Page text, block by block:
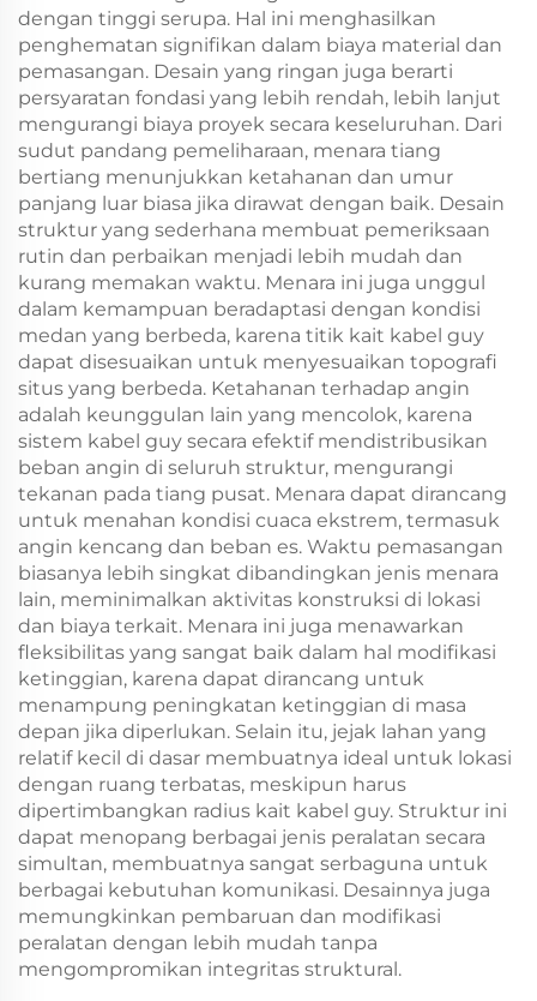
dengan tinggi serupa. Hal ini menghasilkan
penghematan signifikan dalam biaya material dan
pemasangan. Desain yang ringan juga berarti
persyaratan fondasi yang lebih rendah, lebih lanjut
mengurangi biaya proyek secara keseluruhan. Dari
sudut pandang pemeliharaan, menara tiang
bertiang menunjukkan ketahanan dan umur
panjang luar biasa jika dirawat dengan baik. Desain
struktur yang sederhana membuat pemeriksaan
rutin dan perbaikan menjadi lebih mudah dan
kurang memakan waktu. Menara ini juga unggul
dalam kemampuan beradaptasi dengan kondisi
medan yang berbeda, karena titik kait kabel guy
dapat disesuaikan untuk menyesuaikan topografi
situs yang berbeda. Ketahanan terhadap angin
adalah keunggulan lain yang mencolok, karena
sistem kabel guy secara efektif mendistribusikan
beban angin di seluruh struktur, mengurangi
tekanan pada tiang pusat. Menara dapat dirancang
untuk menahan kondisi cuaca ekstrem, termasuk
angin kencang dan beban es. Waktu pemasangan
biasanya lebih singkat dibandingkan jenis menara
lain, meminimalkan aktivitas konstruksi di lokasi
dan biaya terkait. Menara ini juga menawarkan
fleksibilitas yang sangat baik dalam hal modifikasi
ketinggian, karena dapat dirancang untuk
menampung peningkatan ketinggian di masa
depan jika diperlukan. Selain itu, jejak lahan yang
relatif kecil di dasar membuatnya ideal untuk lokasi
dengan ruang terbatas, meskipun harus
dipertimbangkan radius kait kabel guy. Struktur ini
dapat menopang berbagai jenis peralatan secara
simultan, membuatnya sangat serbaguna untuk
berbagai kebutuhan komunikasi. Desainnya juga
memungkinkan pembaruan dan modifikasi
peralatan dengan lebih mudah tanpa
mengompromikan integritas struktural.